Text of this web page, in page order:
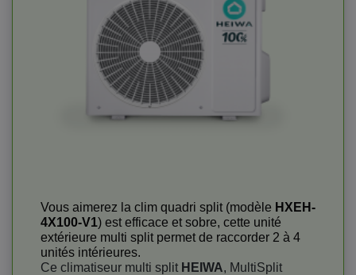
Vous aimerez la clim quadri split (modèle HXEH-
4X100-V1) est efficace et sobre, cette unité
extérieure multi split permet de raccorder 2 à 4
unités intérieures.
Ce climatiseur multi split HEIWA, MultiSplit